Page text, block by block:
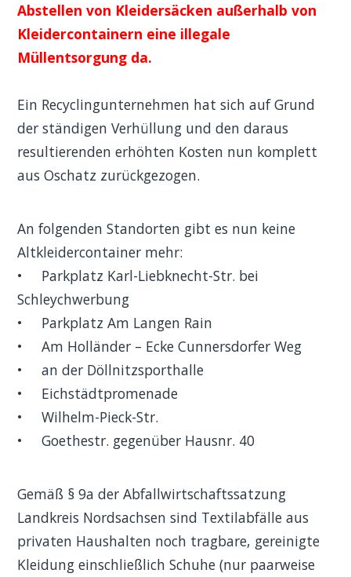
Abstellen von Kleidersäcken außerhalb von
Kleidercontainern eine illegale
Müllentsorgung da.
Ein Recyclingunternehmen hat sich auf Grund
der ständigen Verhüllung und den daraus
resultierenden erhöhten Kosten nun komplett
aus Oschatz zurückgezogen.
An folgenden Standorten gibt es nun keine
Altkleidercontainer mehr:
• Parkplatz Karl-Liebknecht-Str. bei
Schleychwerbung
• Parkplatz Am Langen Rain
• Am Holländer – Ecke Cunnersdorfer Weg
• an der Döllnitzsporthalle
• Eichstädtpromenade
• Wilhelm-Pieck-Str.
• Goethestr. gegenüber Hausnr. 40
Gemäß § 9a der Abfallwirtschaftssatzung
Landkreis Nordsachsen sind Textilabfälle aus
privaten Haushalten noch tragbare, gereinigte
Kleidung einschließlich Schuhe (nur paarweise